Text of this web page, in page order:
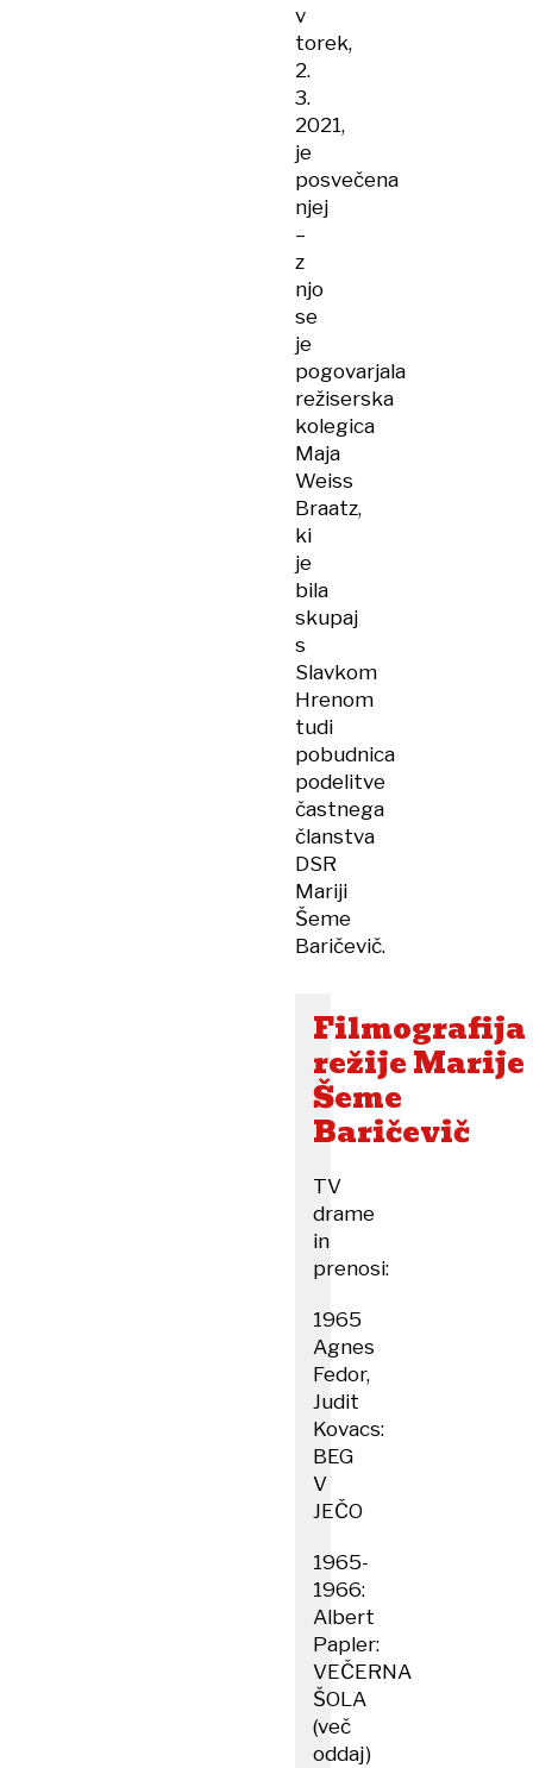
v
torek,
2.
3.
2021,
je
posvečena
njej
–
z
njo
se
je
pogovarjala
režiserska
kolegica
Maja
Weiss
Braatz,
ki
je
bila
skupaj
s
Slavkom
Hrenom
tudi
pobudnica
podelitve
častnega
članstva
DSR
Mariji
Šeme
Baričevič.
Filmografija
režije Marije
Šeme
Baričevič
TV
drame
in
prenosi:
1965
Agnes
Fedor,
Judit
Kovacs:
BEG
V
JEČO
1965-
1966:
Albert
Papler:
VEČERNA
ŠOLA
(več
oddaj)